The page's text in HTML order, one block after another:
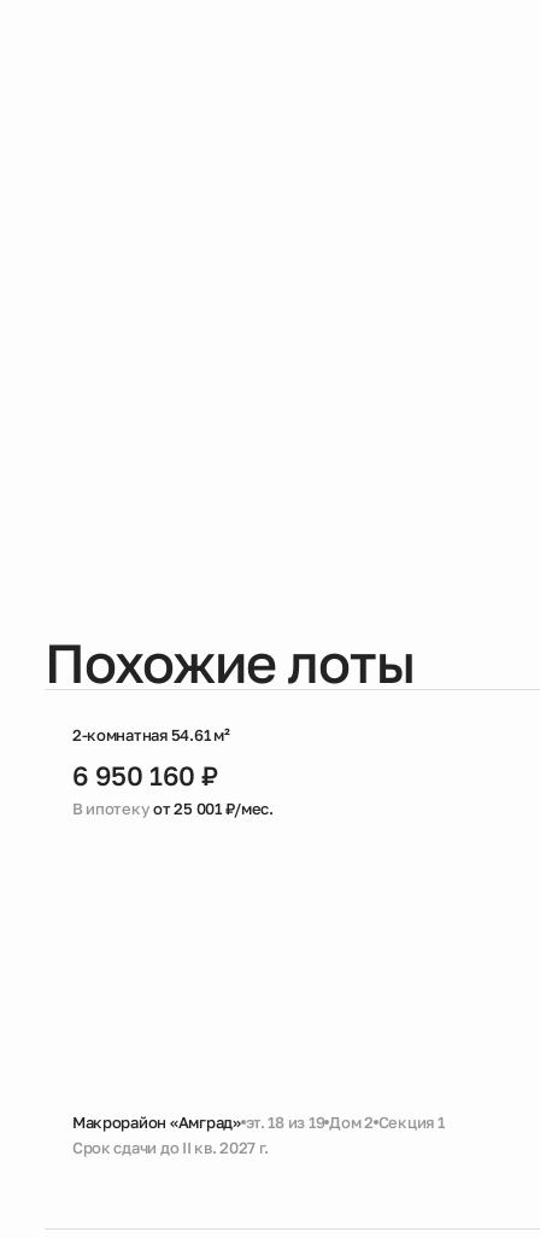
Похожие лоты
2-комнатная 54.61 м²
6 950 160 ₽
В ипотекуот 25 001 ₽/мес.
Макрорайон «Амград» эт. 18 из 19 Дом 2 Секция 1
Срок сдачи до II кв. 2027 г.